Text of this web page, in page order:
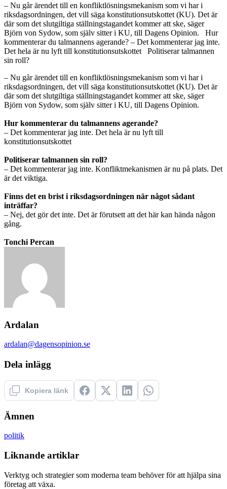
– Nu går ärendet till en konfliktlösningsmekanism som vi har i
riksdagsordningen, det vill säga konstitutionsutskottet (KU). Det är
där som det slutgiltiga ställningstagandet kommer att ske, säger
Björn von Sydow, som själv sitter i KU, till Dagens Opinion. Hur
kommenterar du talmannens agerande? – Det kommenterar jag inte.
Det hela är nu lyft till konstitutionsutskottet Politiserar talmannen
sin roll?
– Nu går ärendet till en konfliktlösningsmekanism som vi har i
riksdagsordningen, det vill säga konstitutionsutskottet (KU). Det är
där som det slutgiltiga ställningstagandet kommer att ske, säger
Björn von Sydow, som själv sitter i KU, till Dagens Opinion.
Hur kommenterar du talmannens agerande?
– Det kommenterar jag inte. Det hela är nu lyft till
konstitutionsutskottet
Politiserar talmannen sin roll?
– Det kommenterar jag inte. Konfliktmekanismen är nu på plats. Det
är det viktiga.
Finns det en brist i riksdagsordningen när något sådant
inträffar?
– Nej, det gör det inte. Det är förutsett att det här kan hända någon
gång.
Tonchi Percan
Ardalan
ardalan@dagensopinion.se
Dela inlägg
Kopiera länk
Ämnen
politik
Liknande artiklar
Verktyg och strategier som moderna team behöver för att hjälpa sina
företag att växa.